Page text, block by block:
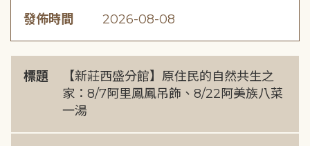
發佈時間 2026-08-08
標題
【新莊西盛分館】原住民的自然共生之
家：8/7阿里鳳鳳吊飾、8/22阿美族八菜
一湯